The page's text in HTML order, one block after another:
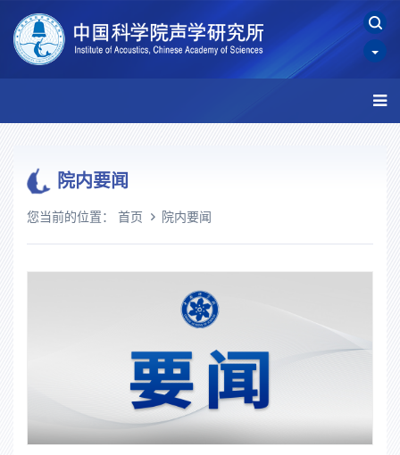
院内要闻
您当前的位置： 首页 院内要闻